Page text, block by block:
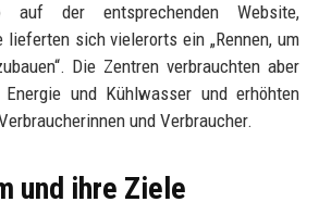
auf der entsprechenden Website,
lieferten sich vielerorts ein „Rennen, um
Die Zentren verbrauchten aber
und Kühlwasser und erhöhten
und Verbraucher.
und ihre Ziele